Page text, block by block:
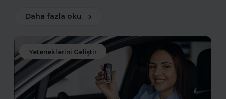
Daha fazla oku
Yeteneklerini Geliştir